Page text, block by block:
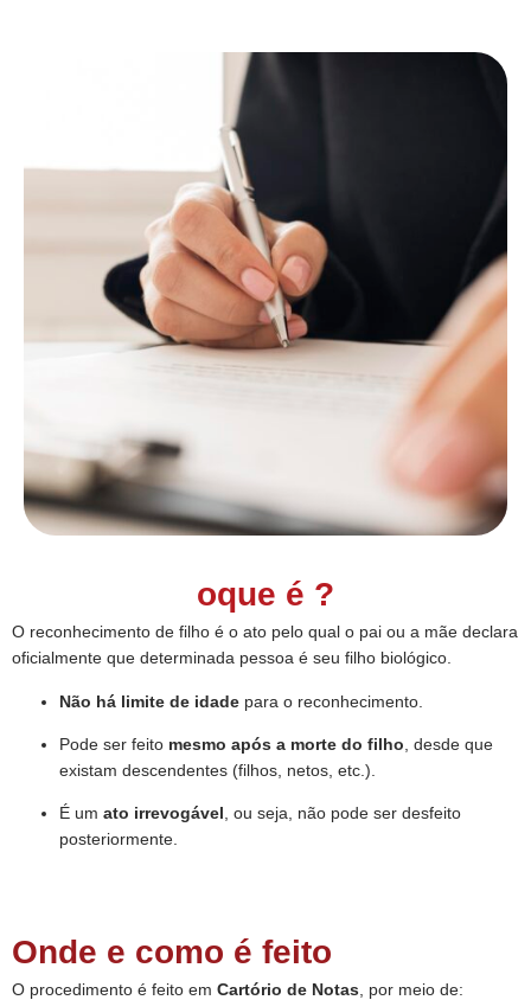
oque é ?
O reconhecimento de filho é o ato pelo qual o pai ou a mãe declara
oficialmente que determinada pessoa é seu filho biológico.
Não há limite de idade para o reconhecimento.
Pode ser feito mesmo após a morte do filho , desde que
existam descendentes (filhos, netos, etc.).
É um ato irrevogável, ou seja, não pode ser desfeito
posteriormente.
Onde e como é feito
O procedimento é feito em Cartório de Notas , por meio de: